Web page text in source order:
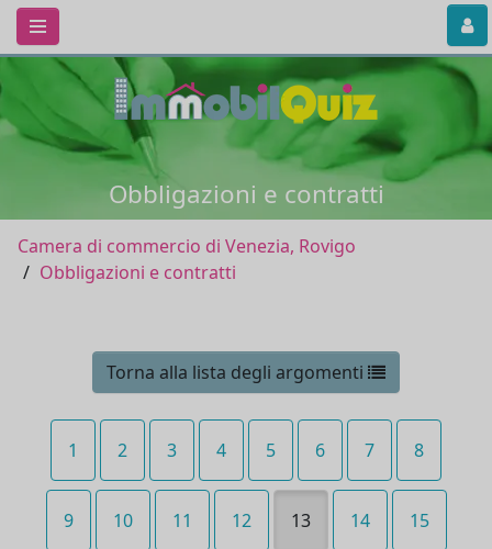
Obbligazioni e contratti
Camera di commercio di Venezia, Rovigo
Obbligazioni e contratti
Torna alla lista degli argomenti
1 2 3 4 5 6 7 8
9 10 11 12 13 14 15